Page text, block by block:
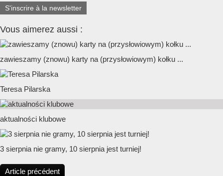
S'inscrire à la newsletter
Vous aimerez aussi :
zawieszamy (znowu) karty na (przysłowiowym) kołku ...
Teresa Pilarska
aktualności klubowe
3 sierpnia nie gramy, 10 sierpnia jest turniej!
Article précédent